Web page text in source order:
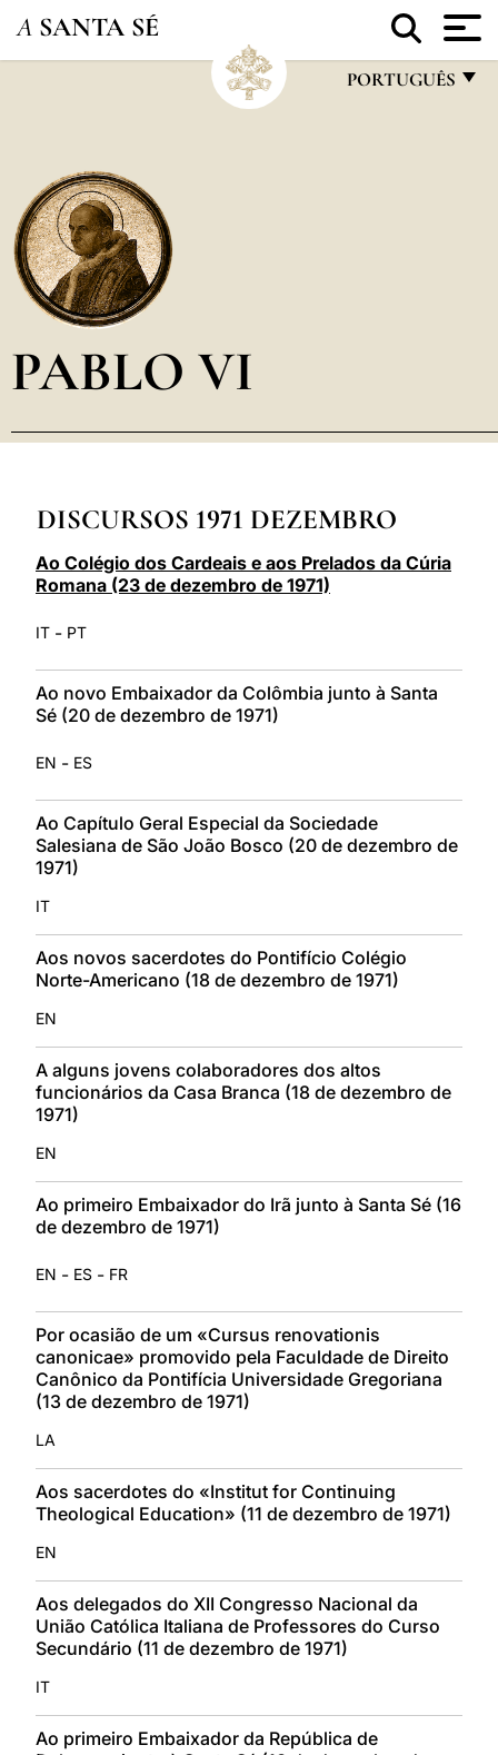
A SANTA SÉ
PORTUGUÊS
العربيّة
LATINE
PABLO VI
DISCURSOS 1971 DEZEMBRO
Ao Colégio dos Cardeais e aos Prelados da Cúria
Romana (23 de dezembro de 1971)
IT - PT
Ao novo Embaixador da Colômbia junto à Santa
Sé (20 de dezembro de 1971)
EN - ES
Ao Capítulo Geral Especial da Sociedade
Salesiana de São João Bosco (20 de dezembro de
1971)
IT
Aos novos sacerdotes do Pontifício Colégio
Norte-Americano (18 de dezembro de 1971)
EN
A alguns jovens colaboradores dos altos
funcionários da Casa Branca (18 de dezembro de
1971)
EN
Ao primeiro Embaixador do Irã junto à Santa Sé (16
de dezembro de 1971)
EN - ES - FR
Por ocasião de um «Cursus renovationis
canonicae» promovido pela Faculdade de Direito
Canônico da Pontifícia Universidade Gregoriana
(13 de dezembro de 1971)
LA
Aos sacerdotes do «Institut for Continuing
Theological Education» (11 de dezembro de 1971)
EN
Aos delegados do XII Congresso Nacional da
União Católica Italiana de Professores do Curso
Secundário (11 de dezembro de 1971)
IT
Ao primeiro Embaixador da República de